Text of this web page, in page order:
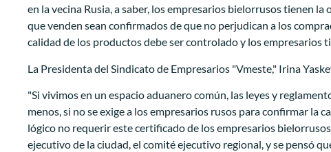
en la vecina Rusia, a saber, los empresarios bielorrusos tienen
que venden sean confirmados de que no perjudican a los
calidad de los productos debe ser controlado y los empresarios
La Presidenta del Sindicato de Empresarios "Vmeste," Irina
"Si vivimos en un espacio aduanero común, las leyes y
menos, si no se exige a los empresarios rusos para confirmar la
lógico no requerir este certificado de los empresarios
ejecutivo de la ciudad, el comité ejecutivo regional, y se pensó